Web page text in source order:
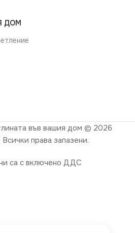
ДОМ
във вашия дом © 2026
права запазени.
са с включено ДДС